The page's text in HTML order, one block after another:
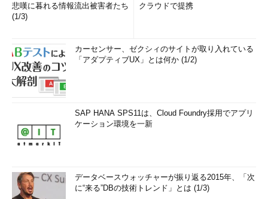
悲嘆に暮れる情報流出被害者たち
(1/3)
クラウドで提携
カーセンサー、ゼクシィのサイトが取り入れている
「アダプティブUX」とは何か (1/2)
SAP HANA SPS11は、Cloud Foundry採用でアプリ
ケーション環境を一新
データベースウォッチャーが振り返る2015年、「次
に“来る”DBの技術トレンド」とは (1/3)